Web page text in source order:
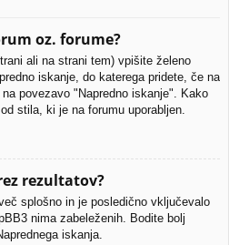
oz. forume?
ali na strani tem) vpišite želeno
iskanje, do katerega pridete, če na
povezavo "Napredno iskanje". Kako
stila, ki je na forumu uporabljen.
rezultatov?
splošno in je posledično vključevalo
nima zabeleženih. Bodite bolj
iskanja.